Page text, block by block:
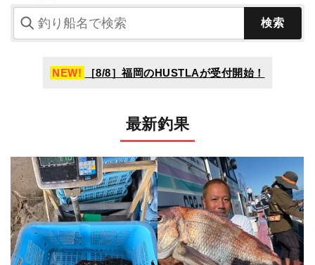
検索
NEW! ［8/8］福岡のHUSTLAが受付開始！
最新釣果